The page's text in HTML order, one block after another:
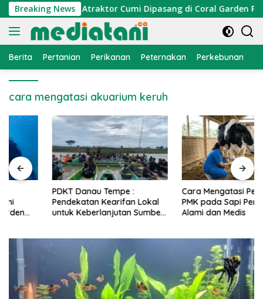
Langsung
ke
konten
Breaking News
Nelayan, Atraktor Cumi Dipasang di Coral Garden Pulau
Berita Pertanian Perikanan Peternakan Perkebunan
cara mengatasi akuarium keruh
PDKT Danau Tempe :
Pendekatan Kearifan Lokal
untuk Keberlanjutan Sumber
Cara Mengatasi Penyakit
PMK pada Sapi Perah Secara
Alami dan Medis